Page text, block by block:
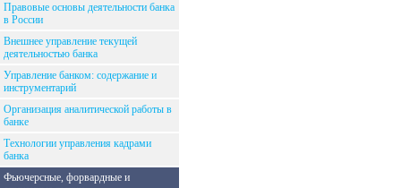
Правовые основы деятельности банка
в России
Внешнее управление текущей
деятельностью банка
Управление банком: содержание и
инструментарий
Организация аналитической работы в
банке
Технологии управления кадрами
банка
Фьючерсные, форвардные и